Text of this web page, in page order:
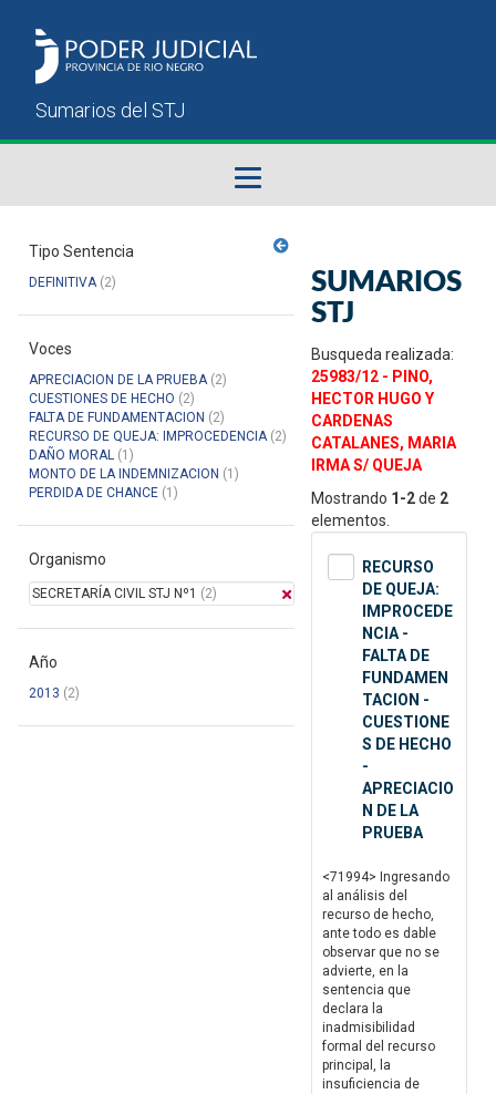
Sumarios del STJ
Manual del Usuario
Tipo Sentencia
DEFINITIVA(2)
Voces
APRECIACION DE LA PRUEBA(2)
CUESTIONES DE HECHO (2)
FALTA DE FUNDAMENTACION (2)
RECURSO DE QUEJA: IMPROCEDENCIA(2)
DAÑO MORAL (1)
MONTO DE LA INDEMNIZACION (1)
PERDIDA DE CHANCE (1)
Organismo
SECRETARÍA CIVIL STJ Nº1 (2)
Año
2013 (2)
SUMARIOS
STJ
Busqueda realizada:
25983/12 - PINO,
HECTOR HUGO Y
CARDENAS
CATALANES, MARIA
IRMA S/ QUEJA
Mostrando 1-2de 2
elementos.
RECURSO
DE QUEJA:
IMPROCEDE
NCIA -
FALTA DE
FUNDAMEN
TACION -
CUESTIONE
S DE HECHO
-
APRECIACIO
N DE LA
PRUEBA
<71994> Ingresando
al análisis del
recurso de hecho,
ante todo es dable
observar que no se
advierte, en la
sentencia que
declara la
inadmisibilidad
formal del recurso
principal, la
insuficiencia de